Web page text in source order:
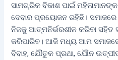
ସାମଗ୍ରିକ ବିକାଶ ପାଇଁ
ଦେବାର ପ୍ରୟୋଜନ ରହିଛି।
ନିଜକୁ ଆତ୍ମନିର୍ଭରଶୀଳ କରିବା
କରିପାରିବ। ଆଜି ମଧ୍ୟ ଆମ
ବିବାହ, ଯୌତୁକ ପ୍ରଥା, ଯୌନ